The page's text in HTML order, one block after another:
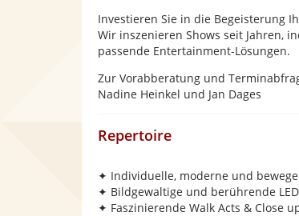
Investieren Sie in die Begeisterung
Wir inszenieren Shows seit Jahren,
passende Entertainment-Lösungen.
Zur Vorabberatung und
Nadine Heinkel und Jan Dages
Repertoire
✦ Individuelle, moderne und
✦ Bildgewaltige und berührende
✦ Faszinierende Walk Acts & Close